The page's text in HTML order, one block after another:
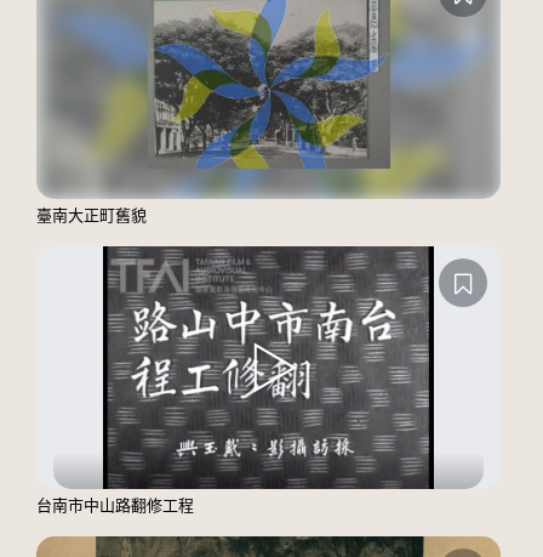
臺南大正町舊貌
台南市中山路翻修工程